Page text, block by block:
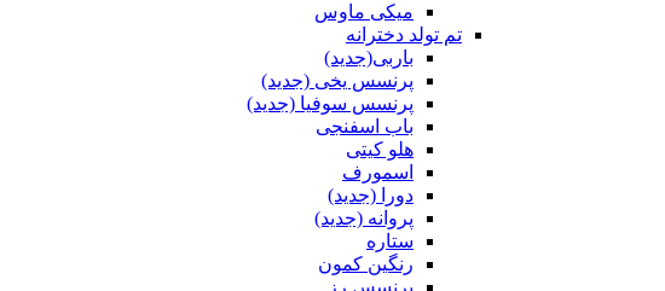
میکی ماوس
تم تولد دخترانه
باربی(جدید)
پرنسس یخی (جدید)
پرنسس سوفیا (جدید)
باب اسفنجی
هلو کیتی
اسمورف
دورا (جدید)
پروانه (جدید)
ستاره
رنگین کمون
پرنسس رز